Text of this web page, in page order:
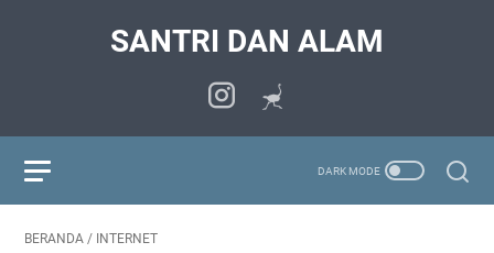
SANTRI DAN ALAM
BERANDA / INTERNET